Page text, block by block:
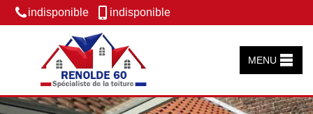
indisponible indisponible
MENU